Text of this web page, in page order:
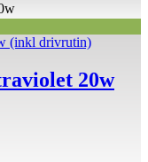
20w